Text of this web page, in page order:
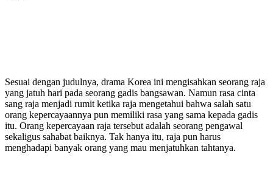
Sesuai dengan judulnya, drama Korea ini mengisahkan seorang raja
yang jatuh hari pada seorang gadis bangsawan. Namun rasa cinta
sang raja menjadi rumit ketika raja mengetahui bahwa salah satu
orang kepercayaannya pun memiliki rasa yang sama kepada gadis
itu. Orang kepercayaan raja tersebut adalah seorang pengawal
sekaligus sahabat baiknya. Tak hanya itu, raja pun harus
menghadapi banyak orang yang mau menjatuhkan tahtanya.